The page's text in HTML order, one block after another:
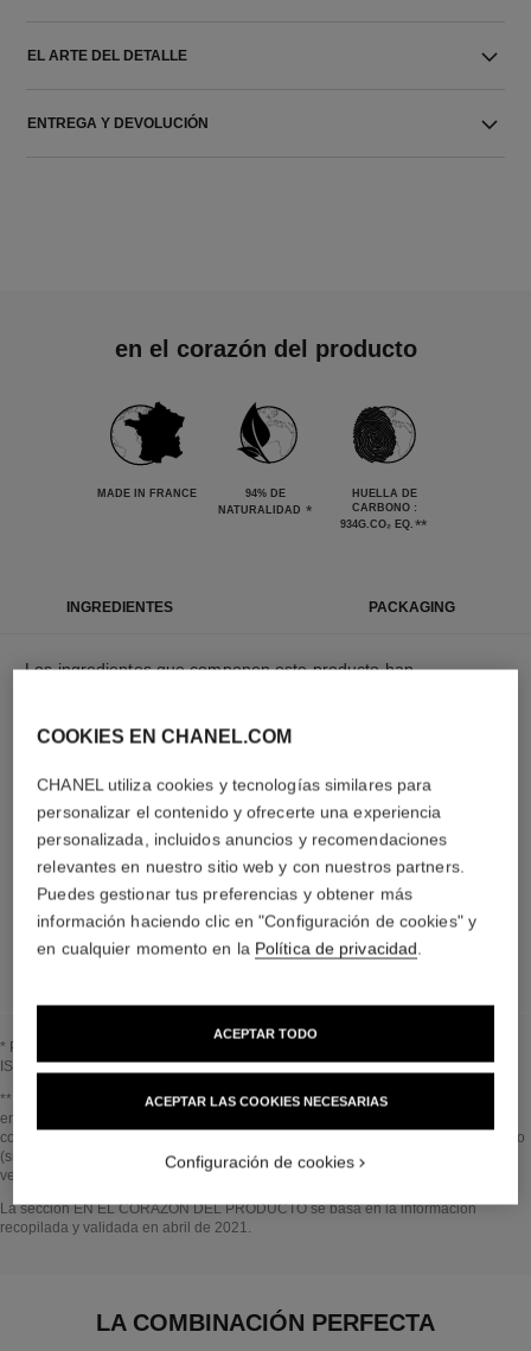
EL ARTE DEL DETALLE
ENTREGA Y DEVOLUCIÓN
en el corazón del producto
MADE IN FRANCE
94% DE
NATURALIDAD *
HUELLA DE
CARBONO :
934G.CO₂ EQ. **
INGREDIENTES PACKAGING
Los ingredientes que componen este producto han
Los elementos que componen este envase han
sido cuidadosamente diseñados.
LEARN MORE
* Proporción de ingredientes y derivados naturales calculada según la norma
ISO 16128.
Volver al título↩
** Estimación realizada en Abril de 2021 según el método publicado por el IPCC
en 2013 y la norma ISO 14067. Ámbito de análisis: fabricación de ingredientes
cosméticos y componentes del envase, producción, distribución, uso del producto
(si es relevante para el producto) y fin de la vida útil del envase. Metodología
verificada por Bureau Veritas.
Volver al título↩
La sección EN EL CORAZÓN DEL PRODUCTO se basa en la información
recopilada y validada en abril de 2021.
LA COMBINACIÓN PERFECTA
COOKIES EN CHANEL.COM
CHANEL utiliza cookies y tecnologías similares para
personalizar el contenido y ofrecerte una experiencia
personalizada, incluidos anuncios y recomendaciones
relevantes en nuestro sitio web y con nuestros partners.
Puedes gestionar tus preferencias y obtener más
información haciendo clic en "Configuración de cookies" y
en cualquier momento en la Política de privacidad
ACEPTAR LAS COOKIES NECESARIAS
ACEPTAR TODO
Configuración de cookies